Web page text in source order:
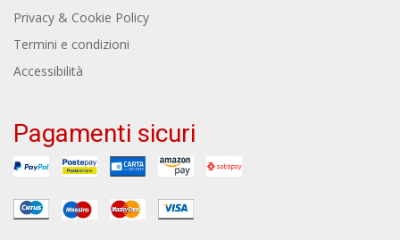
Privacy & Cookie Policy
Termini e condizioni
Accessibilità
Pagamenti sicuri